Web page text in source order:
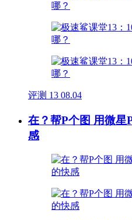
评测 13 08.04
在？帮P个图 用微星
感